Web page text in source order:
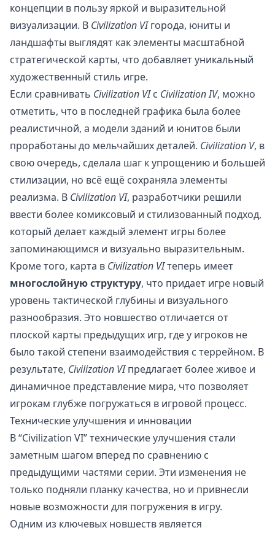
концепции в пользу яркой и выразительной
визуализации. В Civilization VIгорода, юниты и
ландшафты выглядят как элементы масштабной
стратегической карты, что добавляет уникальный
художественный стиль игре.
Если сравнивать Civilization VIс Civilization IV, можно
отметить, что в последней графика была более
реалистичной, а модели зданий и юнитов были
проработаны до мельчайших деталей. Civilization V, в
свою очередь, сделала шаг к упрощению и большей
стилизации, но всё ещё сохраняла элементы
реализма. В Civilization VI, разработчики решили
ввести более комиксовый и стилизованный подход,
который делает каждый элемент игры более
запоминающимся и визуально выразительным.
Кроме того, карта в Civilization VIтеперь имеет
многослойную структуру, что придает игре новый
уровень тактической глубины и визуального
разнообразия. Это новшество отличается от
плоской карты предыдущих игр, где у игроков не
было такой степени взаимодействия с террейном. В
результате, Civilization VIпредлагает более живое и
динамичное представление мира, что позволяет
игрокам глубже погружаться в игровой процесс.
Технические улучшения и инновации
В “Civilization VI” технические улучшения стали
заметным шагом вперед по сравнению с
предыдущими частями серии. Эти изменения не
только подняли планку качества, но и привнесли
новые возможности для погружения в игру.
Одним из ключевых новшеств является